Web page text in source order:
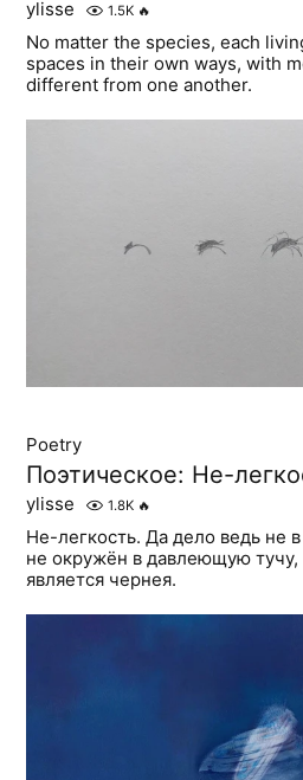
ylisse 1.5K 🔥
No matter the species, each
spaces in their own ways, with
different from one another.
Poetry
Поэтическое: Не-
ylisse 1.8K 🔥
Не-легкость. Да дело ведь не
не окружён в давлеющую тучу,
является чернея.